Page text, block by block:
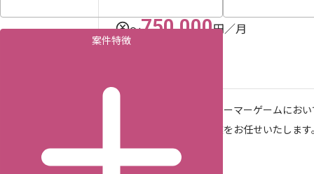
案件特徴
〜750,000円／月
・コンシューマーゲームにお
下記作業をお任せいたします
-ゲー...